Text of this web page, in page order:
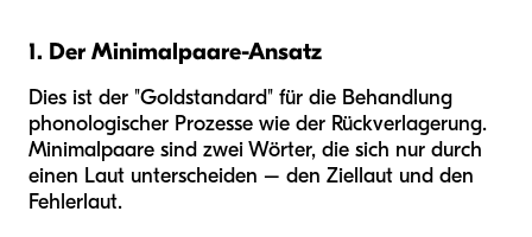
1. Der Minimalpaare-Ansatz
Dies ist der "Goldstandard" für die Behandlung
phonologischer Prozesse wie der Rückverlagerung.
Minimalpaare sind zwei Wörter, die sich nur durch
einen Laut unterscheiden – den Ziellaut und den
Fehlerlaut.